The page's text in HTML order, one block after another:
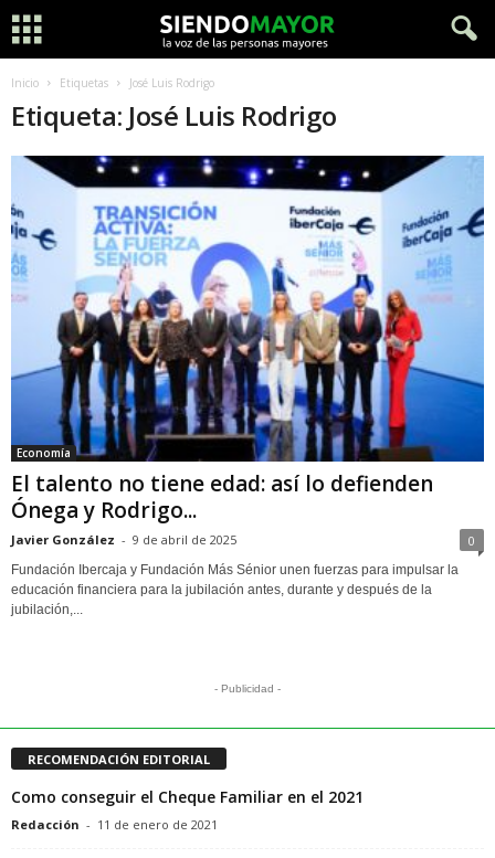
Inicio Etiquetas José Luis Rodrigo
Etiqueta: José Luis Rodrigo
Economía
El talento no tiene edad: así lo defienden
Ónega y Rodrigo...
Javier González - 9 de abril de 2025 0
Fundación Ibercaja y Fundación Más Sénior unen fuerzas para impulsar la
educación financiera para la jubilación antes, durante y después de la
jubilación,...
- Publicidad -
RECOMENDACIÓN EDITORIAL
Como conseguir el Cheque Familiar en el 2021
Redacción - 11 de enero de 2021